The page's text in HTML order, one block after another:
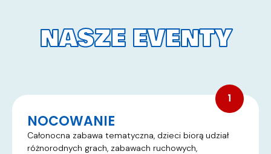
NASZE EVENTY
NOCOWANIE
Całonocna zabawa tematyczna, dzieci biorą udział
różnorodnych grach, zabawach ruchowych,